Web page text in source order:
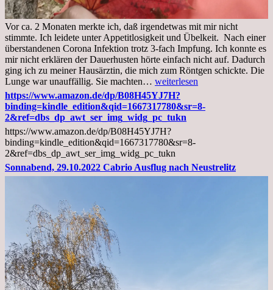
Vor ca. 2 Monaten merkte ich, daß irgendetwas mit mir nicht
stimmte. Ich leidete unter Appetitlosigkeit und Übelkeit. Nach einer
überstandenen Corona Infektion trotz 3-fach Impfung. Ich konnte es
mir nicht erklären der Dauerhusten hörte einfach nicht auf. Dadurch
ging ich zu meiner Hausärztin, die mich zum Röntgen schickte. Die
Lunge war unauffällig. Sie machten… Mittwoch,
02.11.2022,
Arztgespräch
und
Diagnose
Lebermetastasen
weiterlesen
https://www.amazon.de/dp/B08H45YJ7H?
binding=kindle_edition&qid=1667317780&sr=8-
2&ref=dbs_dp_awt_ser_img_widg_pc_tukn
https://www.amazon.de/dp/B08H45YJ7H?
binding=kindle_edition&qid=1667317780&sr=8-
2&ref=dbs_dp_awt_ser_img_widg_pc_tukn
Sonnabend, 29.10.2022 Cabrio Ausflug nach Neustrelitz